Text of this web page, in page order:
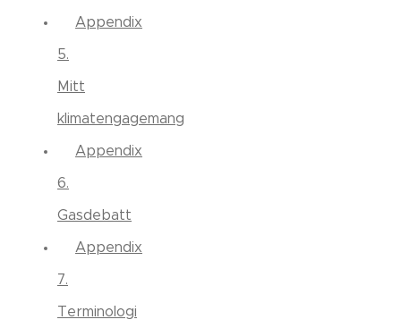
Appendix
5.
Mitt
klimatengagemang
Appendix
6.
Gasdebatt
Appendix
7.
Terminologi